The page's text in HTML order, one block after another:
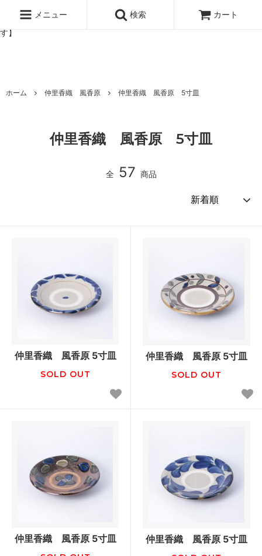
ッタのオンラインストア【アラビア,クイストゴーなどの北欧ヴィンテ
ージ食器,雅峰窯やソルテグラスジュエリーなどの作家の作品が並びま
す】
メニュー 検索 カート
ホーム 仲里香織 風香原 仲里香織 風香原 5寸皿
仲里香織 風香原 5寸皿
全 57 商品
仲里香織 風香原 5寸皿
SOLD OUT
仲里香織 風香原 5寸皿
SOLD OUT
仲里香織 風香原 5寸皿 仲里香織 風香原 5寸皿